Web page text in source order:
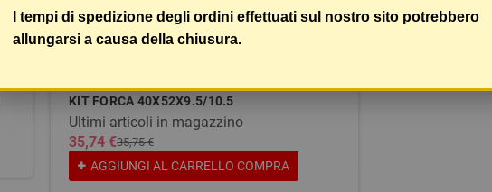
KIT FORCA 40X52X9.5/10.5
Ultimi articoli in magazzino
35,74 €35,75 €
AGGIUNGI AL CARRELLO COMPRA
I tempi di spedizione degli ordini effettuati sul nostro sito potrebbero
allungarsi a causa della chiusura.